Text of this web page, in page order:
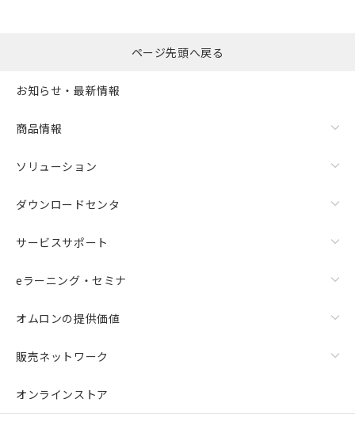
括ダウンロード
ページ先頭へ戻る
お知らせ・最新情報
商品情報
ソリューション
ダウンロードセンタ
サービスサポート
eラーニング・セミナ
オムロンの提供価値
販売ネットワーク
オンラインストア